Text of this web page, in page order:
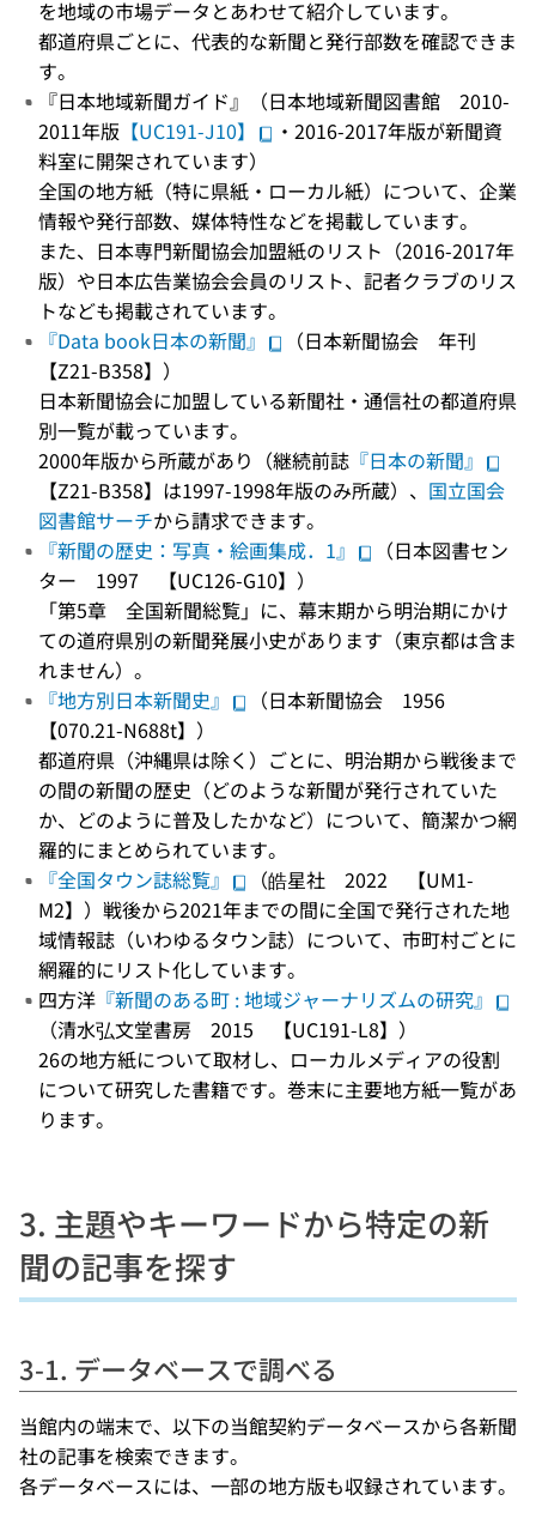
を地域の市場データとあわせて紹介しています。
都道府県ごとに、代表的な新聞と発行部数を確認できま
す。
『日本地域新聞ガイド』（日本地域新聞図書館 2010-
2011年版 【UC191-J10】
・2016-2017年版が新聞資
料室に開架されています）
全国の地方紙（特に県紙・ローカル紙）について、企業
情報や発行部数、媒体特性などを掲載しています。
また、日本専門新聞協会加盟紙のリスト（2016-2017年
版）や日本広告業協会会員のリスト、記者クラブのリス
トなども掲載されています。
『Data book日本の新聞』
（日本新聞協会 年刊
【Z21-B358】）
日本新聞協会に加盟している新聞社・通信社の都道府県
別一覧が載っています。
2000年版から所蔵があり（継続前誌 『日本の新聞』
【Z21-B358】は1997-1998年版のみ所蔵）、 国立国会
図書館サーチから請求できます。
『新聞の歴史：写真・絵画集成．1』
（日本図書セン
ター 1997 【UC126-G10】）
「第5章 全国新聞総覧」に、幕末期から明治期にかけ
ての道府県別の新聞発展小史があります（東京都は含ま
れません）。
『地方別日本新聞史』
（日本新聞協会 1956
【070.21-N688t】）
都道府県（沖縄県は除く）ごとに、明治期から戦後まで
の間の新聞の歴史（どのような新聞が発行されていた
か、どのように普及したかなど）について、簡潔かつ網
羅的にまとめられています。
『全国タウン誌総覧』
（皓星社 2022 【UM1-
M2】）戦後から2021年までの間に全国で発行された地
域情報誌（いわゆるタウン誌）について、市町村ごとに
網羅的にリスト化しています。
四方洋 『新聞のある町 : 地域ジャーナリズムの研究』
（清水弘文堂書房 2015 【UC191-L8】）
26の地方紙について取材し、ローカルメディアの役割
について研究した書籍です。巻末に主要地方紙一覧があ
ります。
3. 主題やキーワードから特定の新
聞の記事を探す
3-1. データベースで調べる
当館内の端末で、以下の当館契約データベースから各新聞
社の記事を検索できます。
各データベースには、一部の地方版も収録されています。